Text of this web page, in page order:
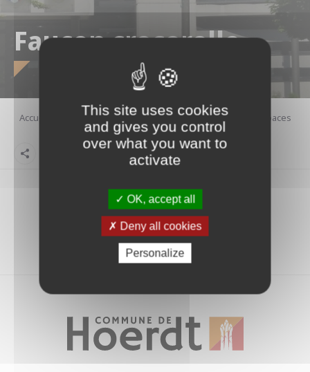
Faucon crecerelle
Accueil Visite guidee Parcours santé Oiseaux Rapaces
diurnes Faucon crecerelle
This site uses cookies
and gives you control
over what you want to
activate
OK, accept all
Deny all cookies
Personalize